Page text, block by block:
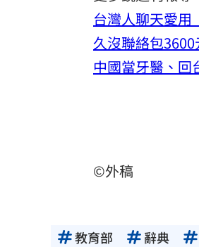
台灣人聊天愛
久沒聯絡包
中國當牙醫、
©外稿
教育部 辭典